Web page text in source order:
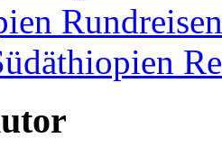
Rundreisen